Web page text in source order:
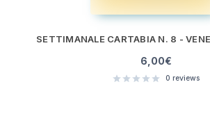
6,00€
0 reviews